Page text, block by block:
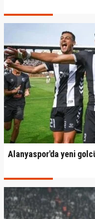
Alanyaspor'da yeni